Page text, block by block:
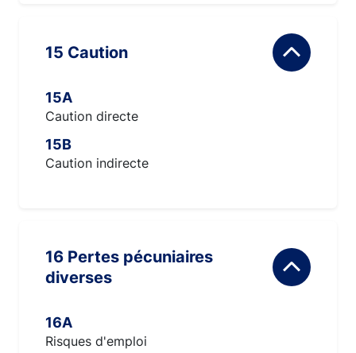
15 Caution
15A
Caution directe
15B
Caution indirecte
16 Pertes pécuniaires
diverses
16A
Risques d'emploi